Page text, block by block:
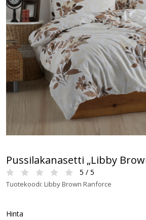
Pussilakanasetti „Libby
5 / 5
Tuotekoodi: Libby Brown Ranforce
Hinta